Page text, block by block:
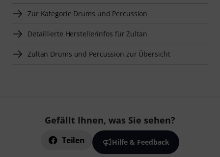
Zur Kategorie Drums und Percussion
Detaillierte Herstellerinfos für Zultan
Zultan Drums und Percussion zur Übersicht
Gefällt Ihnen, was Sie sehen?
Teilen Hilfe & Feedback